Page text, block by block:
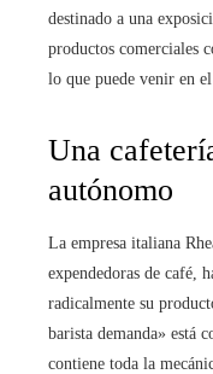
destinado a una
productos comerciales
lo que puede venir en
Una
autónomo
La empresa italiana
expendedoras de café,
radicalmente su
barista demanda» está
contiene toda la